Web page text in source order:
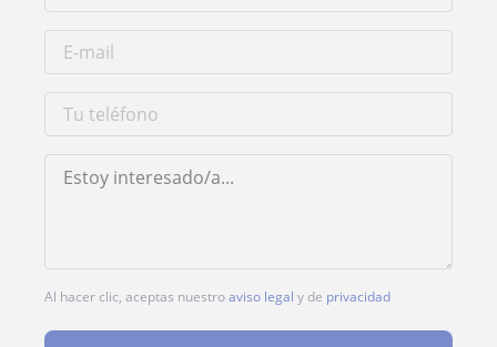
Al hacer clic, aceptas nuestroaviso legal y de privacidad